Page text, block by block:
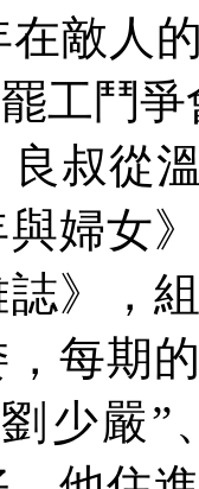
敵人
工鬥
叔從
婦女
》，
每期
少嚴”